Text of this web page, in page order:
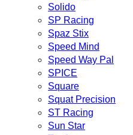
Solido
SP Racing
Spaz Stix
Speed Mind
Speed Way Pal
SPICE
Square
Squat Precision
ST Racing
Sun Star